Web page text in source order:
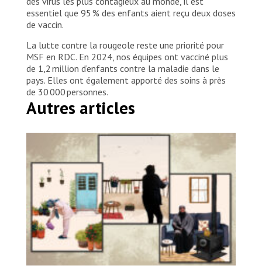
essentiel que 95 % des enfants aient reçu deux doses
de vaccin.
La lutte contre la rougeole reste une priorité pour
MSF en RDC. En 2024, nos équipes ont vacciné plus
de 1,2 million d’enfants contre la maladie dans le
pays. Elles ont également apporté des soins à près
de 30 000 personnes.
Autres articles